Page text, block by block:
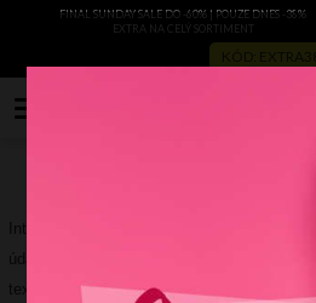
FINAL SUNDAY SALE DO -60% | POUZE DNES -38%
EXTRA NA CELÝ SORTIMENT
Internetový obchod automaticky
údajů obsažených v cookies při
textové soubory zasílané internetovým